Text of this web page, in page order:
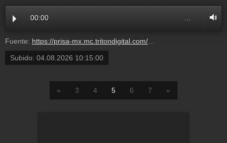
00:00
Fuente: https://prisa-mx.mc.tritondigital.com/YA_PARATE_LOS40_MEXICO_888_P/media/mcv/los40mexico/multimedia/20260804/5056683_161601_audio_128.mp3?dest=ya_parate
Subido: 04.08.2026 10:15:00
« 3 4 5 6 7 »